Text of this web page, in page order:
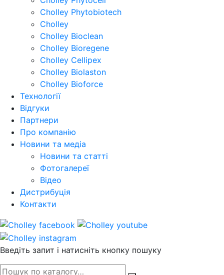
Cholley Phytobiotech
Cholley
Cholley Bioclean
Cholley Bioregene
Cholley Cellipex
Cholley Biolaston
Cholley Bioforce
Технології
Відгуки
Партнери
Про компанію
Новини та медіа
Новини та статті
Фотогалереї
Відео
Дистрибуція
Контакти
Введіть запит і натисніть кнопку пошуку